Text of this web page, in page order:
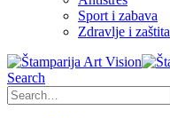
Sport i zabava
Zdravlje i zaštita
Search